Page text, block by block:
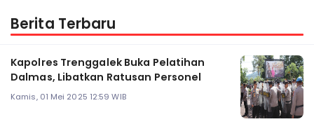
Berita Terbaru
Kapolres Trenggalek Buka Pelatihan
Dalmas, Libatkan Ratusan Personel
Kamis, 01 Mei 2025 12:59 WIB